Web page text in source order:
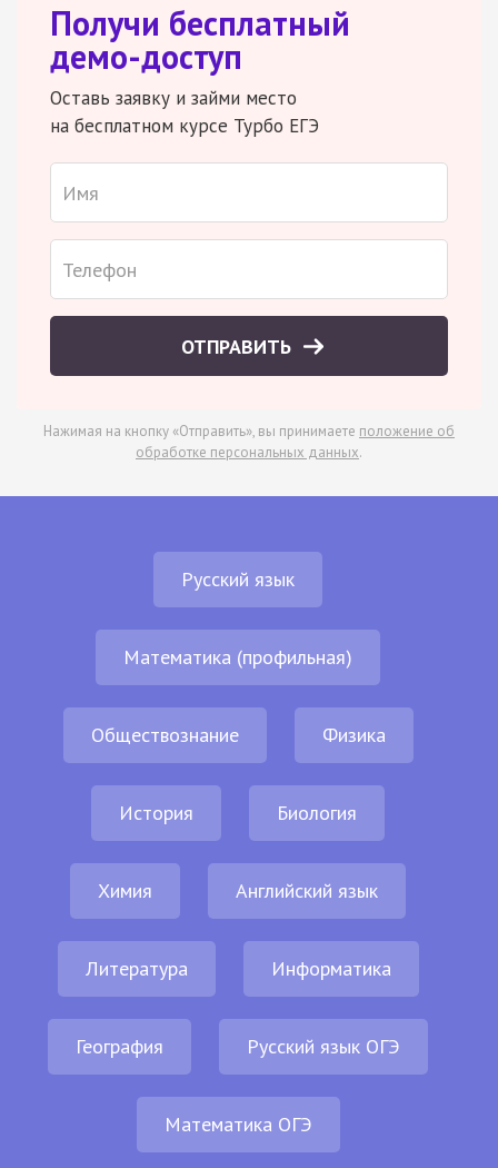
Получи бесплатный
демо-доступ
Оставь заявку и займи место
на бесплатном курсе Турбо ЕГЭ
ОТПРАВИТЬ
Нажимая на кнопку «Отправить», вы принимаете положение об
обработке персональных данных.
Русский язык
Математика (профильная)
Обществознание Физика
История Биология
Химия Английский язык
Литература Информатика
География Русский язык ОГЭ
Математика ОГЭ